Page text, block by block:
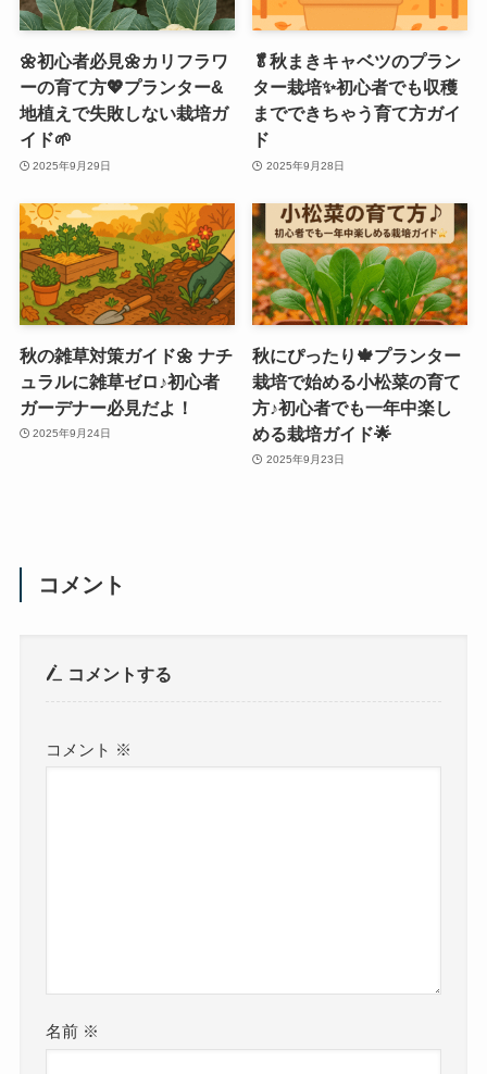
🌼初心者必見🌼カリフラワ
ーの育て方💖プランター&
地植えで失敗しない栽培ガ
イド🌱
2025年9月29日
🥬秋まきキャベツのプラン
ター栽培✨初心者でも収穫
までできちゃう育て方ガイ
ド
2025年9月28日
秋の雑草対策ガイド🌼 ナチ
ュラルに雑草ゼロ♪初心者
ガーデナー必見だよ！
2025年9月24日
秋にぴったり🍁プランター
栽培で始める小松菜の育て
方♪初心者でも一年中楽し
める栽培ガイド🌟
2025年9月23日
コメント
コメントする
コメント ※
名前 ※